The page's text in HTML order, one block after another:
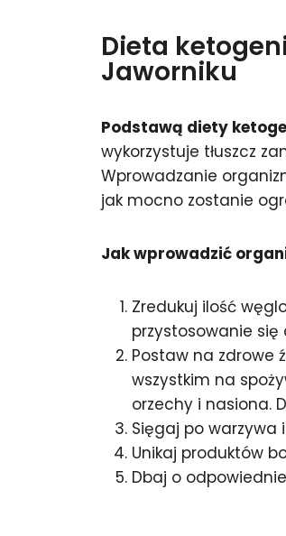
Dieta
Jaworniku
Podstawą diety
wykorzystuje tłuszcz
Wprowadzanie
jak mocno zostanie
Jak wprowadzić
Zredukuj ilość
przystosowanie
Postaw na zdrowe
wszystkim na
orzechy i nasiona.
Sięgaj po warzywa
Unikaj produktów
Dbaj o